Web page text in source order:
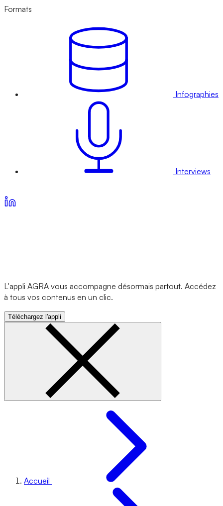
Formats
Infographies
Interviews
L'appli AGRA vous accompagne désormais partout. Accédez
à tous vos contenus en un clic.
Téléchargez l'appli
Accueil